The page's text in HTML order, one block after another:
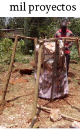
mil proyectos